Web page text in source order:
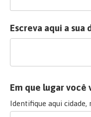
Escreva aqui a sua
Em que lugar você
Identifique aqui cidade,